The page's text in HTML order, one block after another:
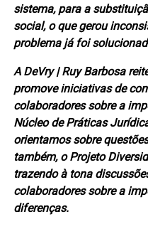
sistema, para a
social, o que gerou
problema já foi
A DeVry | Ruy Barbosa
promove iniciativas de
colaboradores sobre a
Núcleo de Práticas
orientamos sobre
também, o Projeto
trazendo à tona
colaboradores sobre a
diferenças.